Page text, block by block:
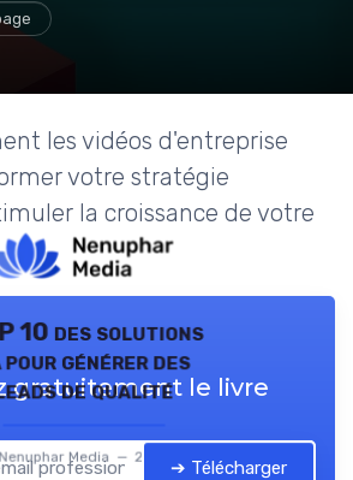
les vidéos d'entreprise
votre stratégie
la croissance de votre
10 des solutions
pour générer des
de qualité
Nenuphar Media — 2026
gratuitement le livre
➔ Télécharger